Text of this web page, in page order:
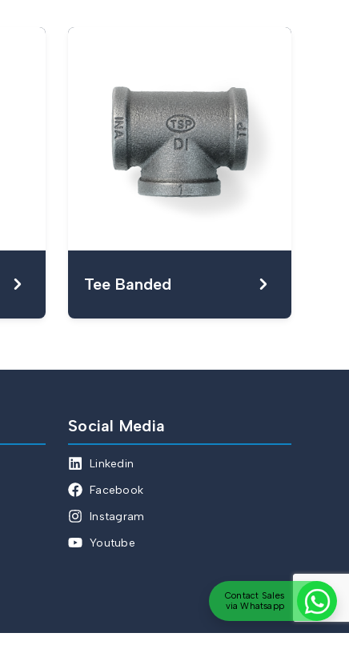
Tee Banded
Social Media
Linkedin
Facebook
Instagram
Youtube
Contact Sales
via Whatsapp